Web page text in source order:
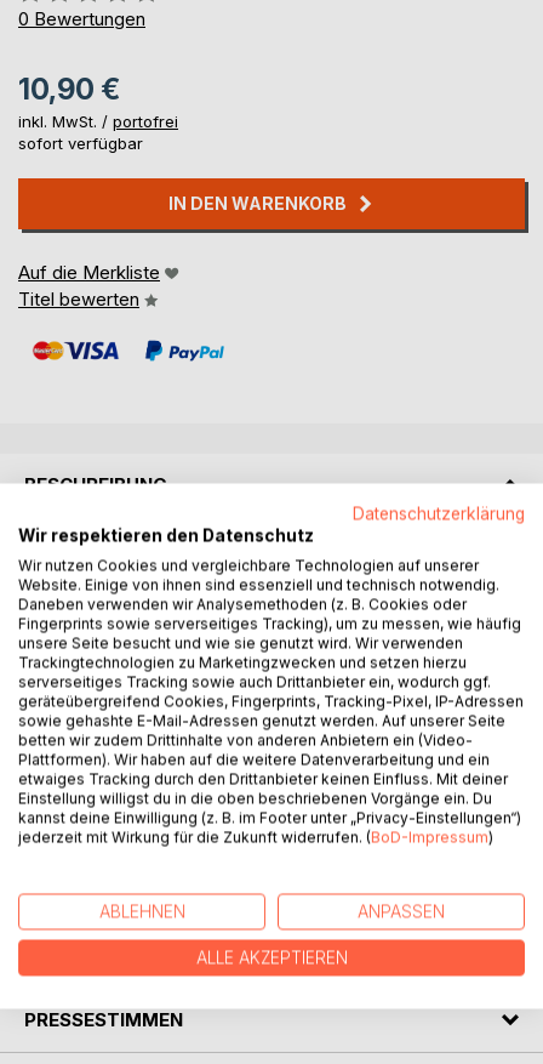
0%
0 Bewertungen
10,90 €
inkl. MwSt. / portofrei
sofort verfügbar
IN DEN WARENKORB
Auf die Merkliste
Titel bewerten
BESCHREIBUNG
Alexander Grahl, dreißigjähriger Spät-Student, erfährt, dass
sein bester Freund aus Kindertagen erstochen wurde. Viel
mehr jedoch trifft ihn die Erkenntnis: Daniel hatte ihm
zuletzt die wesentlichen Dinge seines Lebens vorenthalten.
Alex' Neugier, die Geheimnisse des Freundes
aufzudecken, und das Gefühl, die ermittelnden
Kripobeamten seien nur mäßig interessiert, den Fall zu
lösen, treiben ihn dazu, mit eigenen Nachforschungen zu
beginnen.
Diese führen ihn in die Nordstadt, dorthin, wo Daniel
wohnte und arbeitete, eine Gegend, die von den Medien
als No Go Area bezeichnet wird und in der die
PRESSESTIMMEN
Datenschutzerklärung
Wir respektieren den Datenschutz
Wir nutzen Cookies und vergleichbare Technologien auf unserer
Website. Einige von ihnen sind essenziell und technisch notwendig.
Daneben verwenden wir Analysemethoden (z. B. Cookies oder
Fingerprints sowie serverseitiges Tracking), um zu messen, wie häufig
unsere Seite besucht und wie sie genutzt wird. Wir verwenden
Trackingtechnologien zu Marketingzwecken und setzen hierzu
serverseitiges Tracking sowie auch Drittanbieter ein, wodurch ggf.
geräteübergreifend Cookies, Fingerprints, Tracking-Pixel, IP-Adressen
sowie gehashte E-Mail-Adressen genutzt werden. Auf unserer Seite
betten wir zudem Drittinhalte von anderen Anbietern ein (Video-
Plattformen). Wir haben auf die weitere Datenverarbeitung und ein
etwaiges Tracking durch den Drittanbieter keinen Einfluss. Mit deiner
Einstellung willigst du in die oben beschriebenen Vorgänge ein. Du
kannst deine Einwilligung (z. B. im Footer unter „Privacy-Einstellungen“)
jederzeit mit Wirkung für die Zukunft widerrufen. (BoD-Impressum)
ABLEHNEN ANPASSEN
ALLE AKZEPTIEREN